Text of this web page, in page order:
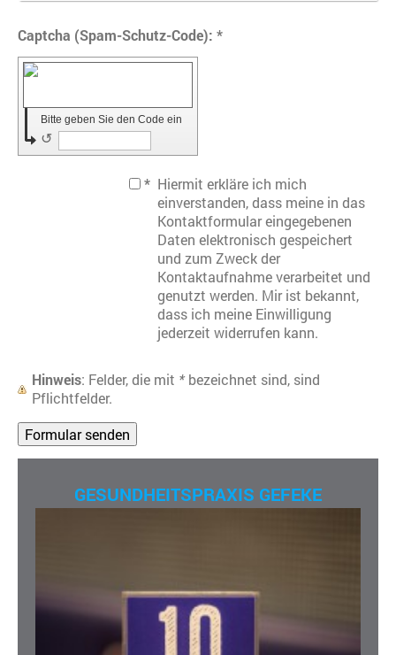
Captcha (Spam-Schutz-Code): *
Bitte geben Sie den Code ein
↺
* Hiermit erkläre ich mich
einverstanden, dass meine in das
Kontaktformular eingegebenen
Daten elektronisch gespeichert
und zum Zweck der
Kontaktaufnahme verarbeitet und
genutzt werden. Mir ist bekannt,
dass ich meine Einwilligung
jederzeit widerrufen kann.
Hinweis : Felder, die mit *bezeichnet sind, sind
Pflichtfelder.
GESUNDHEITSPRAXIS GEFEKE